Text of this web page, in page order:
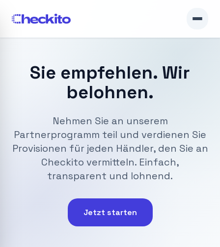
Sie empfehlen. Wir
belohnen.
Nehmen Sie an unserem
Partnerprogramm teil und verdienen Sie
Provisionen für jeden Händler, den Sie an
Checkito vermitteln. Einfach,
transparent und lohnend.
Jetzt starten